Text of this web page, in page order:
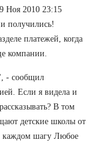
Ноя 2010 23:15
получились!
платежей, когда
компании.
- сообщил
Если я видела и
В том
детские школы от
каждом шагу Любое